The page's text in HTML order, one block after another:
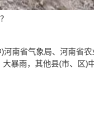
南省气象局、河南省
暴雨，其他县(市、区